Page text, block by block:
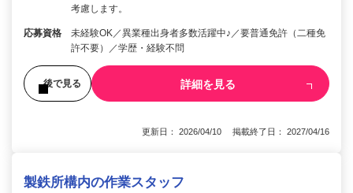
考慮します。
応募資格
未経験OK／異業種出身者多数活躍中♪／要普通免許（二種免
許不要）／学歴・経験不問
後で見る 詳細を見る
更新日： 2026/04/10 掲載終了日： 2027/04/16
製鉄所構内の作業スタッフ